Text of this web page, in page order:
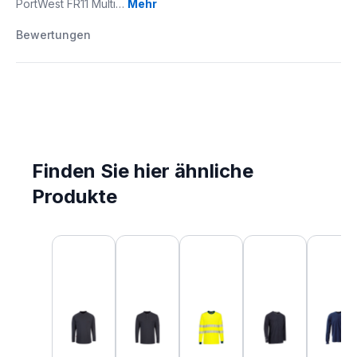
PortWest FR11 Multi… Mehr
Bewertungen
Finden Sie hier ähnliche
Produkte
Produktgalerie überspringen